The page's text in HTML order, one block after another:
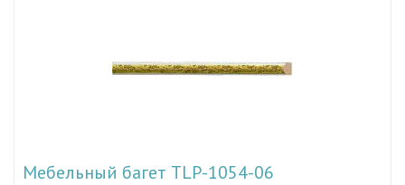
Мебельный багет TLP-1054-06